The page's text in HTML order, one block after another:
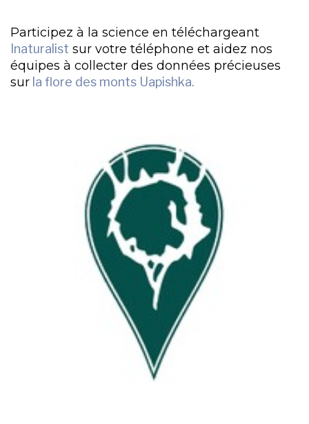
Participez à la science en téléchargeant
Inaturalist sur votre téléphone et aidez nos
équipes à collecter des données précieuses
sur la flore des monts Uapishka.